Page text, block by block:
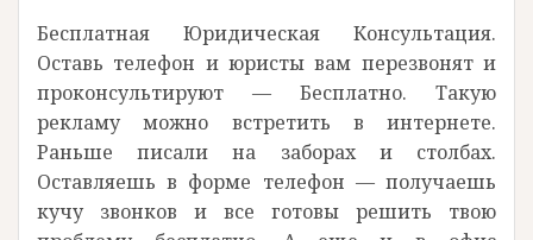
Бесплатная Юридическая Консультация.
Оставь телефон и юристы вам перезвонят и
проконсультируют — Бесплатно. Такую
рекламу можно встретить в интернете.
Раньше писали на заборах и столбах.
Оставляешь в форме телефон — получаешь
кучу звонков и все готовы решить твою